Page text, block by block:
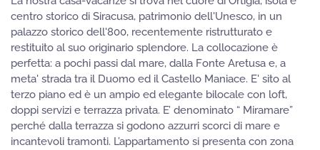
centro storico di Siracusa, patrimonio dell'Unesco, in un
palazzo storico dell'800, recentemente ristrutturato e
restituito al suo originario splendore. La collocazione è
perfetta: a pochi passi dal mare, dalla Fonte Aretusa e, a
meta' strada tra il Duomo ed il Castello Maniace. E' sito al
terzo piano ed è un ampio ed elegante bilocale con loft,
doppi servizi e terrazza privata. E’ denominato “ Miramare”
perché dalla terrazza si godono azzurri scorci di mare e
incantevoli tramonti. L’appartamento si presenta con zona